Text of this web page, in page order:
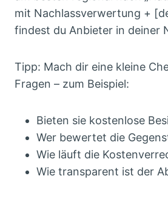
mit Nachlassverwertung +
findest du Anbieter in deiner
Tipp: Mach dir eine kleine
Fragen – zum Beispiel:
Bieten sie kostenlose
Wer bewertet die
Wie läuft die
Wie transparent ist der